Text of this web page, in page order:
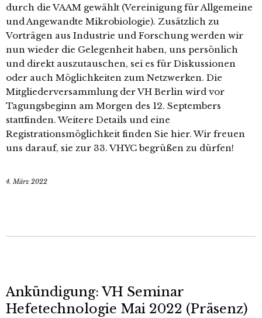
durch die VAAM gewählt (Vereinigung für Allgemeine
und Angewandte Mikrobiologie). Zusätzlich zu
Vorträgen aus Industrie und Forschung werden wir
nun wieder die Gelegenheit haben, uns persönlich
und direkt auszutauschen, sei es für Diskussionen
oder auch Möglichkeiten zum Netzwerken. Die
Mitgliederversammlung der VH Berlin wird vor
Tagungsbeginn am Morgen des 12. Septembers
stattfinden. Weitere Details und eine
Registrationsmöglichkeit finden Sie hier. Wir freuen
uns darauf, sie zur 33. VHYC begrüßen zu dürfen!
4. März 2022
Ankündigung: VH Seminar
Hefetechnologie Mai 2022 (Präsenz)